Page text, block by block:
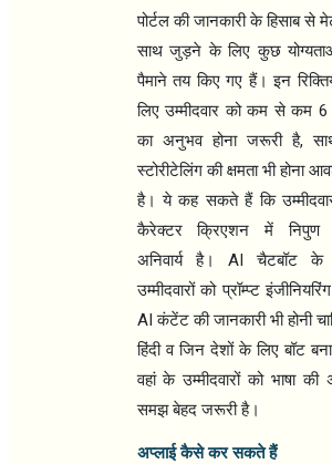
पोर्टल की जानकारी के हिसाब से
साथ जुड़ने के लिए कुछ
पैमाने तय किए गए हैं। इन
लिए उम्मीदवार को कम से कम
का अनुभव होना जरूरी है,
स्टोरीटेलिंग की क्षमता भी होना
है। ये कह सकते हैं कि
कैरेक्टर क्रिएशन में निपुण
अनिवार्य है। AIचैटबॉट के
उम्मीदवारों को प्रॉम्प्ट
AIकंटेंट की जानकारी भी होनी
हिंदी व जिन देशों के लिए बॉट
वहां के उम्मीदवारों को भाषा की
समझ बेहद जरूरी है।
अप्लाई कैसे कर सकते हैं